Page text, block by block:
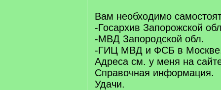
q
]
Вам необходимо
-Госархив Запорожской
-МВД Запородской обл.
-ГИЦ МВД и ФСБ в
Адреса см. у меня на
Справочная информация.
Удачи.